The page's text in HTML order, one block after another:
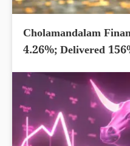
Cholamandalam
4.26%; Delivered